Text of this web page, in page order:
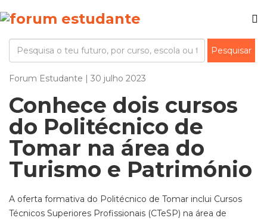
Forum Estudante | 30 julho 2023
Conhece dois cursos
do Politécnico de
Tomar na área do
Turismo e Património
A oferta formativa do Politécnico de Tomar inclui Cursos
Técnicos Superiores Profissionais (CTeSP) na área de